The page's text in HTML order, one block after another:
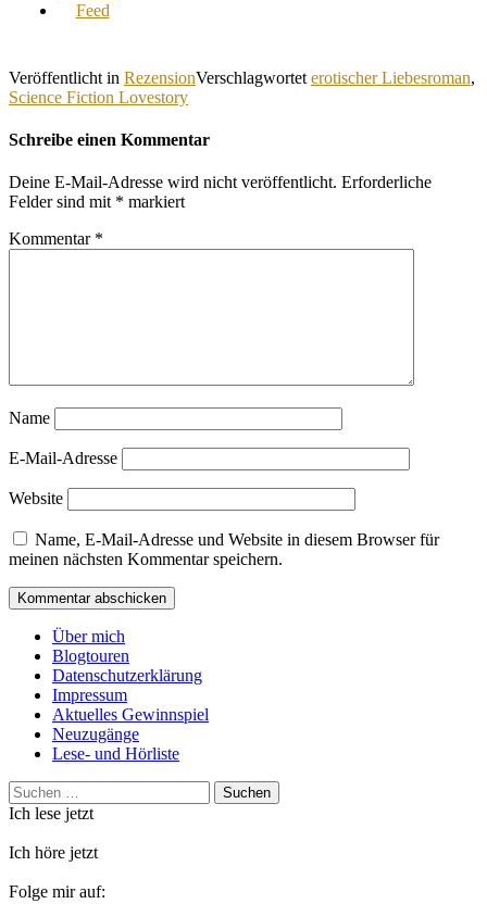
Veröffentlicht in RezensionVerschlagwortet erotischer Liebesroman,
Science Fiction Lovestory
Schreibe einen Kommentar
Deine E-Mail-Adresse wird nicht veröffentlicht. Erforderliche
Felder sind mit * markiert
Kommentar *
Name
E-Mail-Adresse
Website
Name, E-Mail-Adresse und Website in diesem Browser für
meinen nächsten Kommentar speichern.
Über mich
Blogtouren
Datenschutzerklärung
Impressum
Aktuelles Gewinnspiel
Neuzugänge
Lese- und Hörliste
Suchen
nach:
Ich lese jetzt
Ich höre jetzt
Folge mir auf: